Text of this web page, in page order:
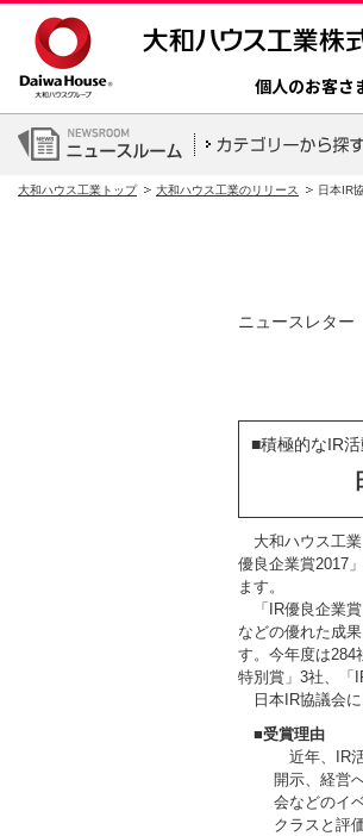
個人のお客さ
大和ハウス工業トップ 大和ハウス工業のリリース 日本IR
ニュースレター
■積極的なIR
大和ハウス工業
優良企業賞2017
ます。
「IR優良企業賞
などの優れた成
す。今年度は284
特別賞」3社、「
日本IR協議会に
■受賞理由
近年、IR
開示、経営
会などのイ
クラスと評